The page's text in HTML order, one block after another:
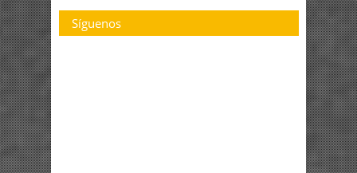
Síguenos